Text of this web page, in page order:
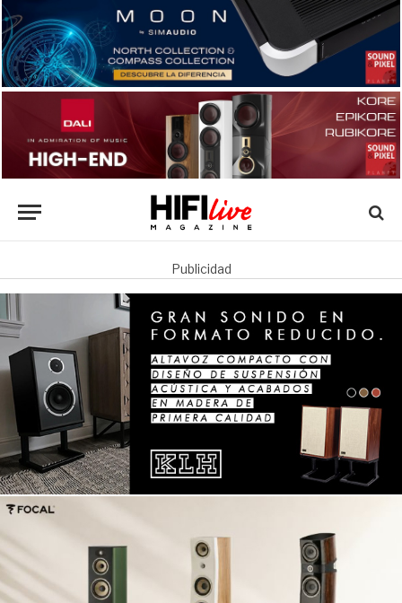
Publicidad